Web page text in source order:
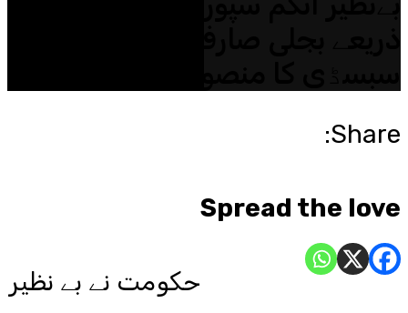
Share:
Spread the love
حکومت نے بے نظیر